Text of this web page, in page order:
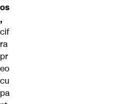
os
,
cif
ra
pr
eo
cu
pa